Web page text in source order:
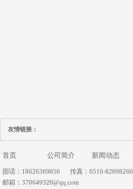
友情链接：
首页 公司简介 新闻动态
固话：18626369050
传真：0510-82698260
邮箱：370649320@qq.com